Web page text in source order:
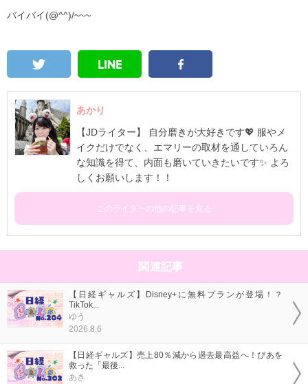
バイバイ(@^^)/~~~
あかり
【JDライター】 自分磨きが大好きです💖 服やメ
イクだけでなく、エマリーの取材を通していろん
な知識を得て、内面も磨いていきたいです✨ よろ
しくお願いします！！
このライターの他の記事を見る
関連記事
【日経ギャルズ】Disney+に無料プランが登場！？
TikTok...
ゆう
2026.8.6
【日経ギャルズ】売上80％減から過去最高益へ！ぴあを
救った「最後...
あき